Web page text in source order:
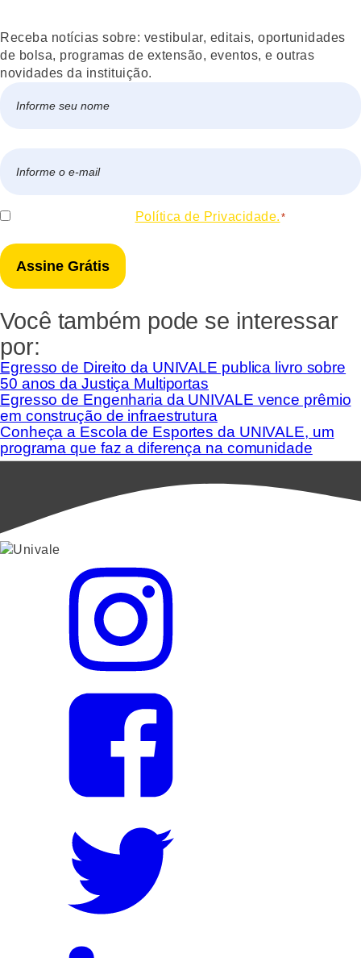
Receba notícias sobre: vestibular, editais, oportunidades
de bolsa, programas de extensão, eventos, e outras
novidades da instituição.
mail
Consentir Política de Privacidade. *
Você também pode se interessar
por:
Egresso de Direito da UNIVALE publica livro sobre
50 anos da Justiça Multiportas
Egresso de Engenharia da UNIVALE vence prêmio
em construção de infraestrutura
Conheça a Escola de Esportes da UNIVALE, um
programa que faz a diferença na comunidade